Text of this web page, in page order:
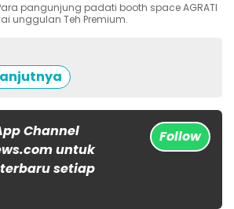
pangunjung padati booth space AGRATI
unggulan Teh Premium.
Channel
untuk
setiap
Follow